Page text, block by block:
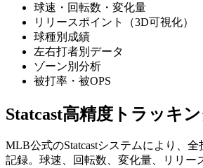
球速・回転数・変化量
リリースポイント（3D可視化）
球種別成績
左右打者別データ
ゾーン別分析
被打率・被OPS
Statcast高精度トラッキ
MLB公式のStatcastシステムにより、
記録。球速、回転数、変化量、リリー